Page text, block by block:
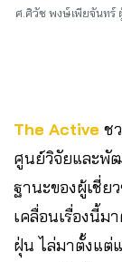
ศ.ศิวัช พงษ์เพียจันทร์
The Active ช
ศูนย์วิจัยและพั
ฐานะของผู้เชี่ย
เคลื่อนเรื่องนี้ม
ฝุ่น ไล่มาตั้งแต่